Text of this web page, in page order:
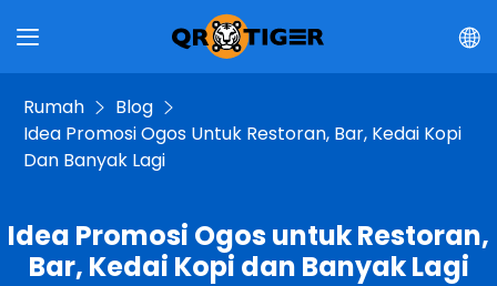
Rumah
Blog
Idea Promosi Ogos Untuk Restoran, Bar, Kedai Kopi
Dan Banyak Lagi
Idea Promosi Ogos untuk Restoran,
Bar, Kedai Kopi dan Banyak Lagi